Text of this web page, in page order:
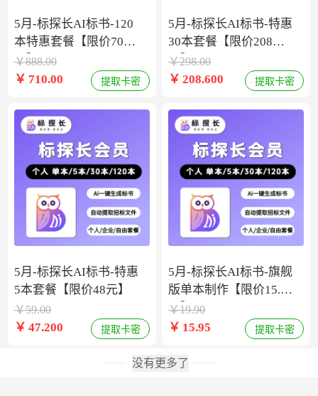
5月-标探长AI标书-120
本特惠套餐【限价708
元】
￥888.00
￥ 710.00 提取卡密
5月-标探长AI标书-特惠
5本套餐【限价48元】
￥59.00
￥ 47.200 提取卡密
5月-标探长AI标书-特惠
30本套餐【限价208
元】
￥298.00
￥ 208.600 提取卡密
5月-标探长AI标书-旗舰
版单本制作【限价15.9
元】
￥19.90
￥ 15.95 提取卡密
没有更多了